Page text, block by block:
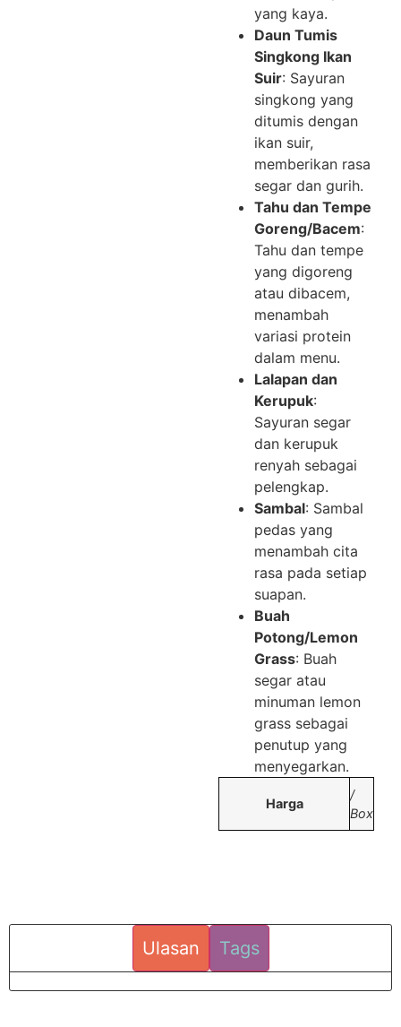
yang kaya.
Daun Tumis
Singkong Ikan
Suir: Sayuran
singkong yang
ditumis dengan
ikan suir,
memberikan rasa
segar dan gurih.
Tahu dan Tempe
Goreng/Bacem:
Tahu dan tempe
yang digoreng
atau dibacem,
menambah
variasi protein
dalam menu.
Lalapan dan
Kerupuk:
Sayuran segar
dan kerupuk
renyah sebagai
pelengkap.
Sambal: Sambal
pedas yang
menambah cita
rasa pada setiap
suapan.
Buah
Potong/Lemon
Grass: Buah
segar atau
minuman lemon
grass sebagai
penutup yang
menyegarkan.
Harga
/
Box
Ulasan Tags